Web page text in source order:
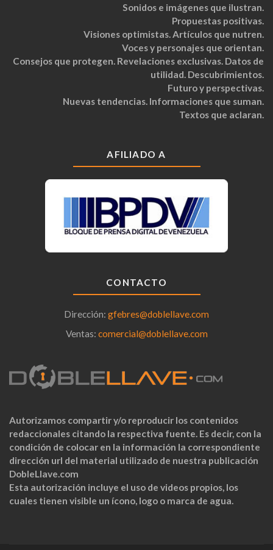
Sonidos e imágenes que ilustran.
Propuestas positivas.
Visiones optimistas. Artículos que nutren.
Voces y personajes que orientan.
Consejos que protegen. Revelaciones exclusivas. Datos de
utilidad. Descubrimientos.
Futuro y perspectivas.
Nuevas tendencias. Informaciones que suman.
Textos que aclaran.
AFILIADO A
CONTACTO
Dirección: gfebres@doblellave.com
Ventas: comercial@doblellave.com
Autorizamos compartir y/o reproducir los contenidos
redaccionales citando la respectiva fuente. Es decir, con la
condición de colocar en la información la correspondiente
dirección url del material utilizado de nuestra publicación
DobleLlave.com
Esta autorización incluye el uso de videos propios, los
cuales tienen visible un ícono, logo o marca de agua.